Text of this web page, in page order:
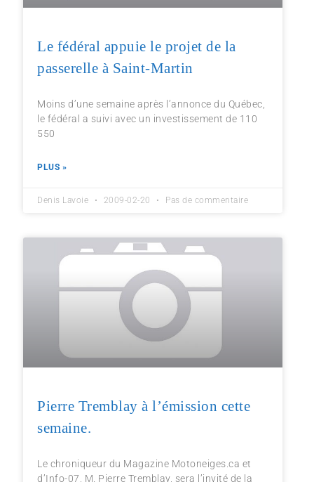
Le fédéral appuie le projet de la
passerelle à Saint-Martin
Moins d’une semaine après l’annonce du Québec,
le fédéral a suivi avec un investissement de 110
550
PLUS »
Denis Lavoie 2009-02-20 Pas de commentaire
Pierre Tremblay à l’émission cette
semaine.
Le chroniqueur du Magazine Motoneiges.ca et
d’Info-07, M. Pierre Tremblay, sera l’invité de la